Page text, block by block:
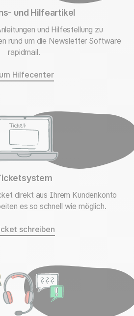
und Hilfeartikel
und Hilfestellung zu
rund um die Newsletter Software
rapidmail.
Hilfecenter
direkt aus Ihrem Kundenkonto
es so schnell wie möglich.
schreiben